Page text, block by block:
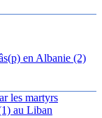
en Albanie (2)
les martyrs
au Liban